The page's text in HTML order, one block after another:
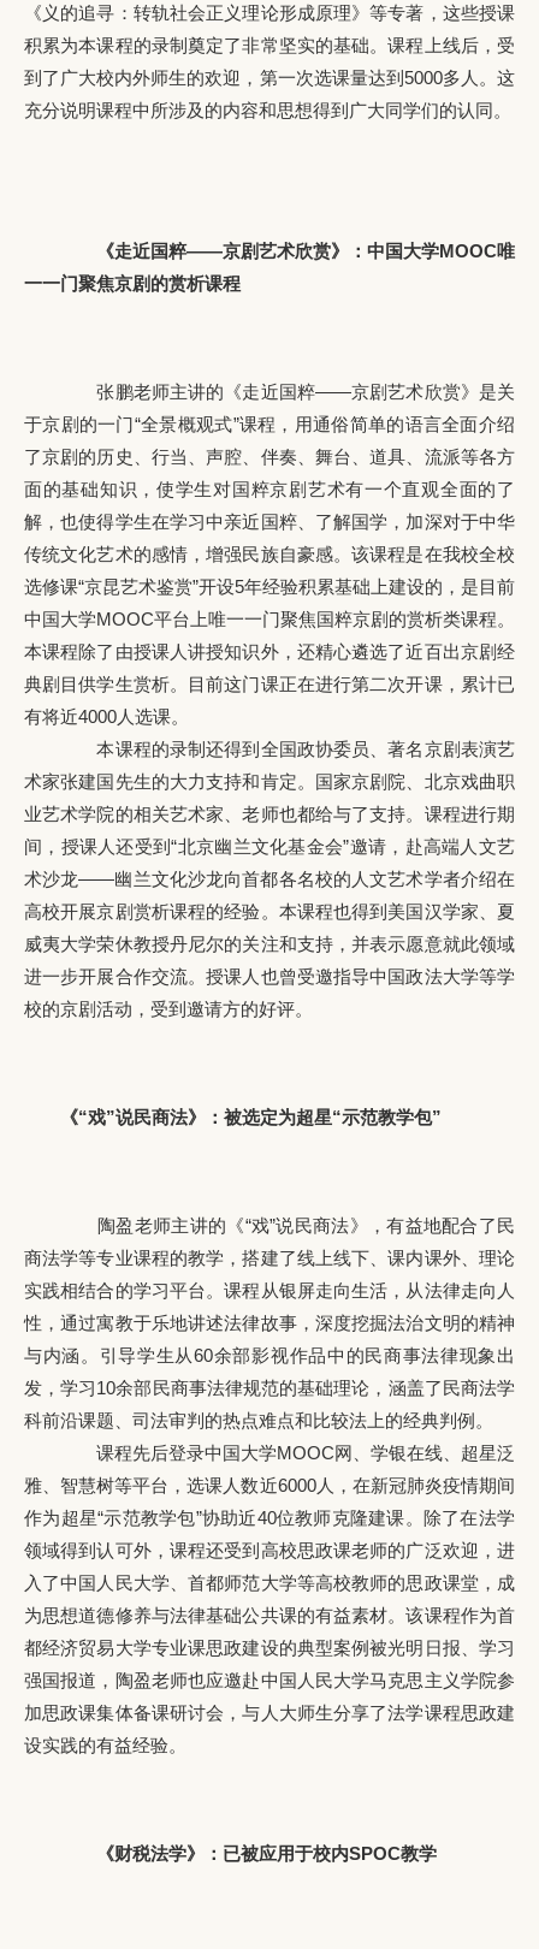
《义的追寻：转轨社会正义理论形成原理》等专著，这些授课
积累为本课程的录制奠定了非常坚实的基础。课程上线后，受
到了广大校内外师生的欢迎，第一次选课量达到5000多人。这
充分说明课程中所涉及的内容和思想得到广大同学们的认同。
《走近国粹——京剧艺术欣赏》：中国大学MOOC唯
一一门聚焦京剧的赏析课程
张鹏老师主讲的《走近国粹——京剧艺术欣赏》是关
于京剧的一门“全景概观式”课程，用通俗简单的语言全面介绍
了京剧的历史、行当、声腔、伴奏、舞台、道具、流派等各方
面的基础知识，使学生对国粹京剧艺术有一个直观全面的了
解，也使得学生在学习中亲近国粹、了解国学，加深对于中华
传统文化艺术的感情，增强民族自豪感。该课程是在我校全校
选修课“京昆艺术鉴赏”开设5年经验积累基础上建设的，是目前
中国大学MOOC平台上唯一一门聚焦国粹京剧的赏析类课程。
本课程除了由授课人讲授知识外，还精心遴选了近百出京剧经
典剧目供学生赏析。目前这门课正在进行第二次开课，累计已
有将近4000人选课。
本课程的录制还得到全国政协委员、著名京剧表演艺
术家张建国先生的大力支持和肯定。国家京剧院、北京戏曲职
业艺术学院的相关艺术家、老师也都给与了支持。课程进行期
间，授课人还受到“北京幽兰文化基金会”邀请，赴高端人文艺
术沙龙——幽兰文化沙龙向首都各名校的人文艺术学者介绍在
高校开展京剧赏析课程的经验。本课程也得到美国汉学家、夏
威夷大学荣休教授丹尼尔的关注和支持，并表示愿意就此领域
进一步开展合作交流。授课人也曾受邀指导中国政法大学等学
校的京剧活动，受到邀请方的好评。
《“戏”说民商法》：被选定为超星“示范教学包”
陶盈老师主讲的《“戏”说民商法》，有益地配合了民
商法学等专业课程的教学，搭建了线上线下、课内课外、理论
实践相结合的学习平台。课程从银屏走向生活，从法律走向人
性，通过寓教于乐地讲述法律故事，深度挖掘法治文明的精神
与内涵。引导学生从60余部影视作品中的民商事法律现象出
发，学习10余部民商事法律规范的基础理论，涵盖了民商法学
科前沿课题、司法审判的热点难点和比较法上的经典判例。
课程先后登录中国大学MOOC网、学银在线、超星泛
雅、智慧树等平台，选课人数近6000人，在新冠肺炎疫情期间
作为超星“示范教学包”协助近40位教师克隆建课。除了在法学
领域得到认可外，课程还受到高校思政课老师的广泛欢迎，进
入了中国人民大学、首都师范大学等高校教师的思政课堂，成
为思想道德修养与法律基础公共课的有益素材。该课程作为首
都经济贸易大学专业课思政建设的典型案例被光明日报、学习
强国报道，陶盈老师也应邀赴中国人民大学马克思主义学院参
加思政课集体备课研讨会，与人大师生分享了法学课程思政建
设实践的有益经验。
《财税法学》：已被应用于校内SPOC教学